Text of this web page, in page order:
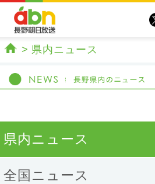
県内ニュース
県内ニュース
全国ニュース